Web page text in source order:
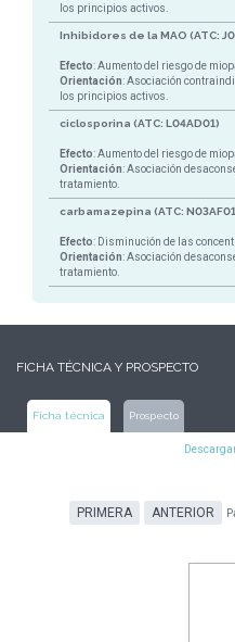
los principios activos.
Inhibidores de la MAO (ATC:
Efecto: Aumento del riesgo de
Orientación: Asociación
los principios activos.
ciclosporina (ATC: L04AD01)
Efecto: Aumento del riesgo de
Orientación: Asociación
tratamiento.
carbamazepina (ATC:
Efecto: Disminución de las
Orientación: Asociación
tratamiento.
FICHA TÉCNICA Y PROSPECTO
Ficha técnica Prospecto
PRIMERA ANTERIOR